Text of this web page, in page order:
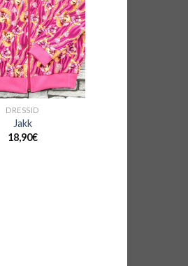
DRESSID
Jakk
18,90€